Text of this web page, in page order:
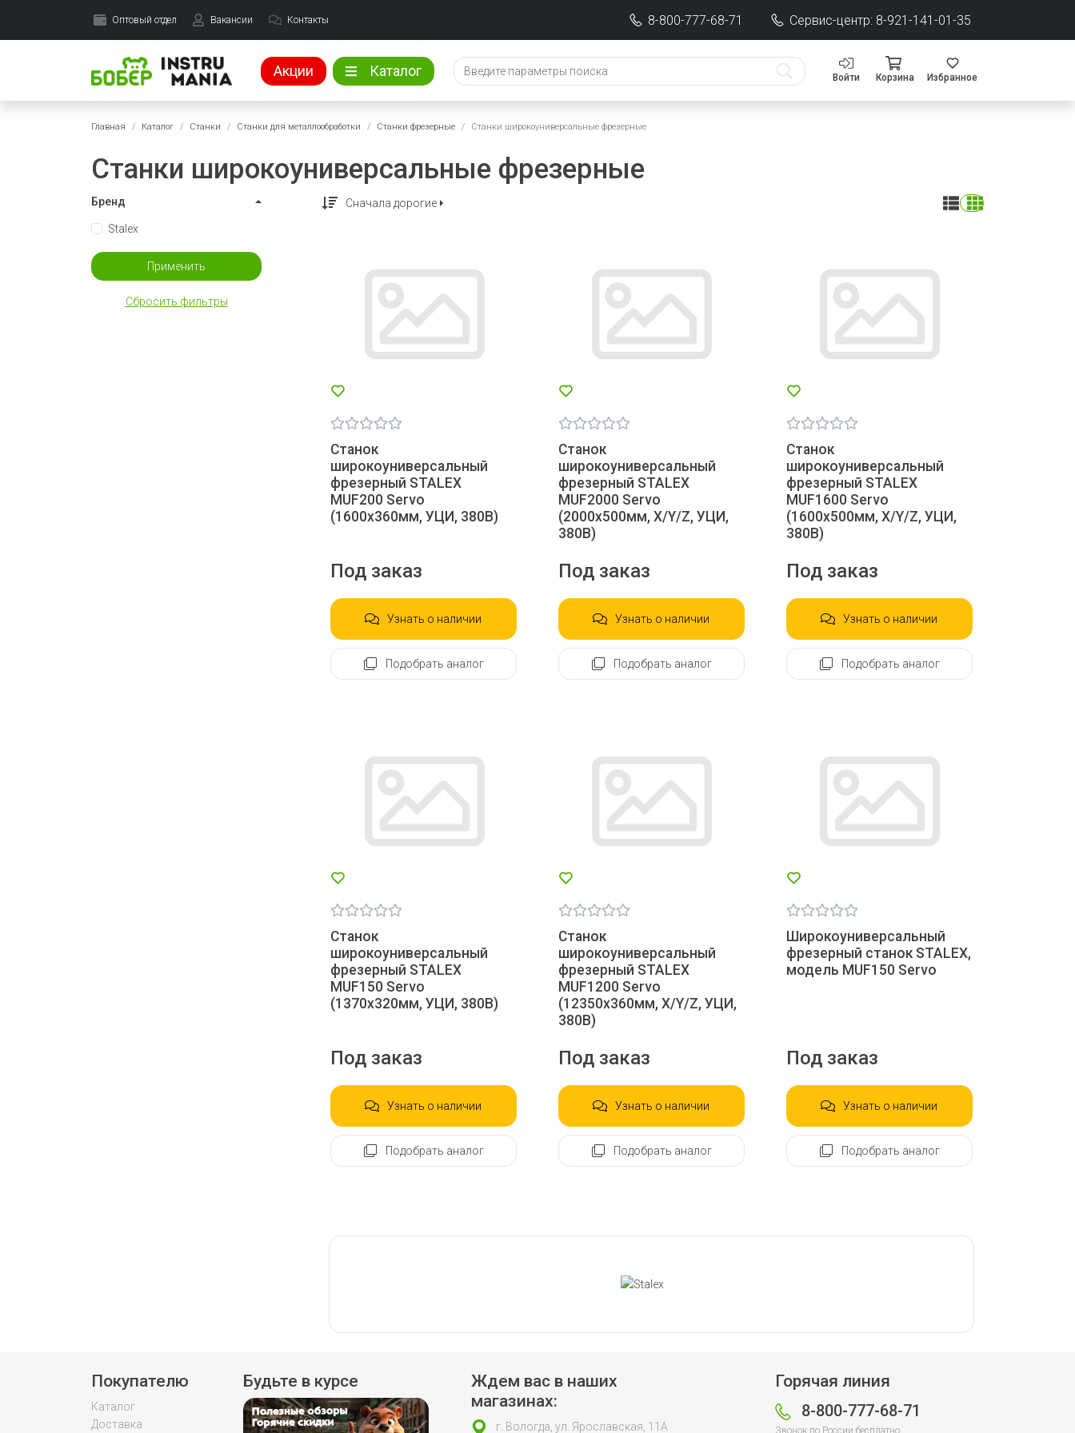
Оптовый отдел Вакансии Контакты 8-800-777-68-71 Сервис-центр: 8-921-141-01-35
Акции Каталог Войти Корзина Избранное
Главная Каталог Станки Станки для металлообработки Станки фрезерные Станки широкоуниверсальные фрезерные
Станки широкоуниверсальные фрезерные
Бренд
Stalex
Применить
Сбросить фильтры
Сначала дорогие
Станок
широкоуниверсальный
фрезерный STALEX
MUF200 Servo
(1600х360мм, УЦИ, 380В)
Под заказ
Узнать о наличии
Подобрать аналог
Станок
широкоуниверсальный
фрезерный STALEX
MUF2000 Servo
(2000х500мм, X/Y/Z, УЦИ,
380В)
Под заказ
Узнать о наличии
Подобрать аналог
Станок
широкоуниверсальный
фрезерный STALEX
MUF1600 Servo
(1600х500мм, X/Y/Z, УЦИ,
380В)
Под заказ
Узнать о наличии
Подобрать аналог
Станок
широкоуниверсальный
фрезерный STALEX
MUF150 Servo
(1370х320мм, УЦИ, 380В)
Под заказ
Узнать о наличии
Подобрать аналог
Станок
широкоуниверсальный
фрезерный STALEX
MUF1200 Servo
(12350х360мм, X/Y/Z, УЦИ,
380В)
Под заказ
Узнать о наличии
Подобрать аналог
Широкоуниверсальный
фрезерный станок STALEX,
модель MUF150 Servo
Под заказ
Узнать о наличии
Подобрать аналог
Покупателю
Каталог
Доставка
Будьте в курсе
Горячая линия
8-800-777-68-71
Звонок по России бесплатно
Ждем вас в наших
магазинах:
г. Вологда, ул. Ярославская, 11А